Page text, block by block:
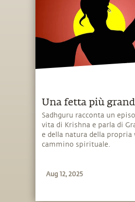
Una fetta più
Sadhguru racconta un
vita di Krishna e parla di
e della natura della propria
cammino spirituale.
Aug 12, 2025